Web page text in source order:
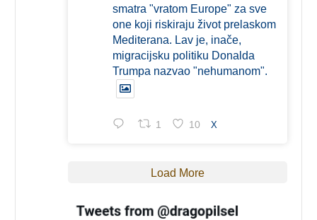
smatra "vratom Europe" za sve
one koji riskiraju život prelaskom
Mediterana. Lav je, inače,
migracijsku politiku Donalda
Trumpa nazvao "nehumanom".
1 10 X
Load More